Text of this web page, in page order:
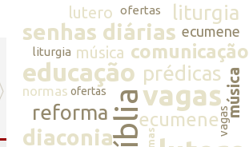
lutero ofertas liturgia
senhas diárias ecumene
liturgia música comunicação
educação prédicasmúsica
normas ofertasbíbliavagas
reforma
diaconia
ecumenevagas